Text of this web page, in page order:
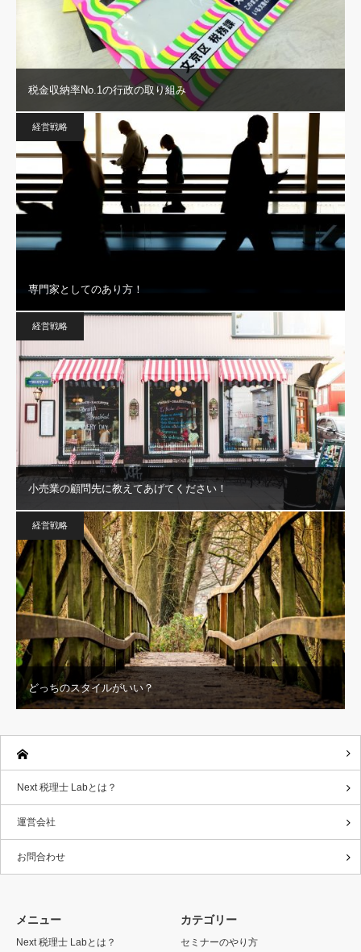
税金収納率No.1の行政の取り組み
経営戦略
専門家としてのあり方！
経営戦略
小売業の顧問先に教えてあげてください！
経営戦略
どっちのスタイルがいい？
Next 税理士 Labとは？
運営会社
お問合わせ
メニュー
Next 税理士 Labとは？
カテゴリー
セミナーのやり方